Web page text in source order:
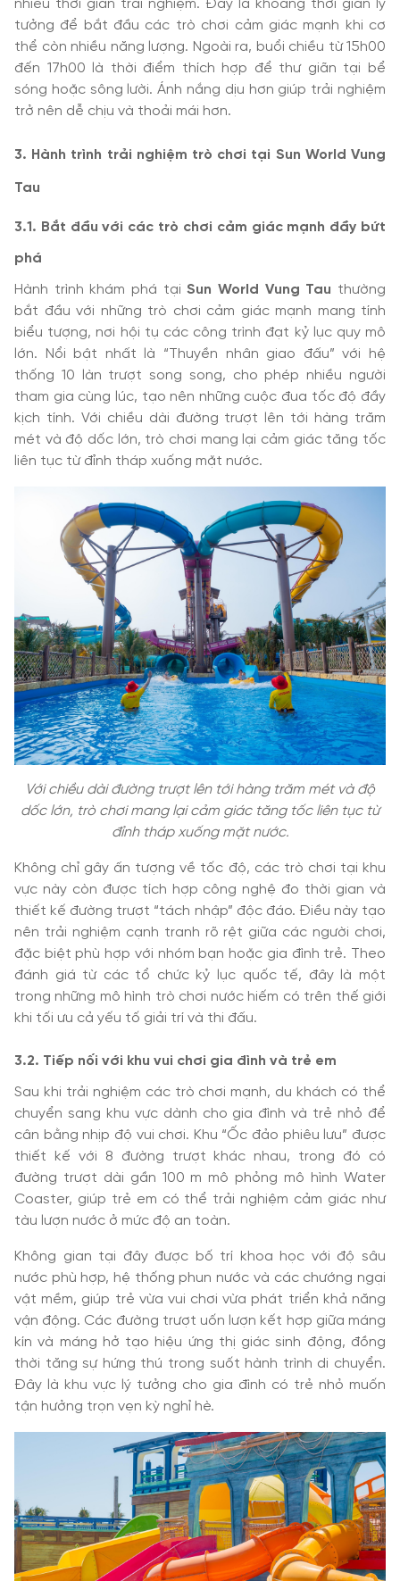
nhiều thời gian trải nghiệm. Đây là khoảng thời gian lý
tưởng để bắt đầu các trò chơi cảm giác mạnh khi cơ
thể còn nhiều năng lượng. Ngoài ra, buổi chiều từ 15h00
đến 17h00 là thời điểm thích hợp để thư giãn tại bể
sóng hoặc sông lười. Ánh nắng dịu hơn giúp trải nghiệm
trở nên dễ chịu và thoải mái hơn.
3. Hành trình trải nghiệm trò chơi tại Sun World Vung
Tau
3.1. Bắt đầu với các trò chơi cảm giác mạnh đầy bứt
phá
Hành trình khám phá tạiSun World Vung Tau thường
bắt đầu với những trò chơi cảm giác mạnh mang tính
biểu tượng, nơi hội tụ các công trình đạt kỷ lục quy mô
lớn. Nổi bật nhất là “Thuyền nhân giao đấu” với hệ
thống 10 làn trượt song song, cho phép nhiều người
tham gia cùng lúc, tạo nên những cuộc đua tốc độ đầy
kịch tính. Với chiều dài đường trượt lên tới hàng trăm
mét và độ dốc lớn, trò chơi mang lại cảm giác tăng tốc
liên tục từ đỉnh tháp xuống mặt nước.
Với chiều dài đường trượt lên tới hàng trăm mét và độ
dốc lớn, trò chơi mang lại cảm giác tăng tốc liên tục từ
đỉnh tháp xuống mặt nước.
Không chỉ gây ấn tượng về tốc độ, các trò chơi tại khu
vực này còn được tích hợp công nghệ đo thời gian và
thiết kế đường trượt “tách nhập” độc đáo. Điều này tạo
nên trải nghiệm cạnh tranh rõ rệt giữa các người chơi,
đặc biệt phù hợp với nhóm bạn hoặc gia đình trẻ. Theo
đánh giá từ các tổ chức kỷ lục quốc tế, đây là một
trong những mô hình trò chơi nước hiếm có trên thế giới
khi tối ưu cả yếu tố giải trí và thi đấu.
3.2. Tiếp nối với khu vui chơi gia đình và trẻ em
Sau khi trải nghiệm các trò chơi mạnh, du khách có thể
chuyển sang khu vực dành cho gia đình và trẻ nhỏ để
cân bằng nhịp độ vui chơi. Khu “Ốc đảo phiêu lưu” được
thiết kế với 8 đường trượt khác nhau, trong đó có
đường trượt dài gần 100 m mô phỏng mô hình Water
Coaster, giúp trẻ em có thể trải nghiệm cảm giác như
tàu lượn nước ở mức độ an toàn.
Không gian tại đây được bố trí khoa học với độ sâu
nước phù hợp, hệ thống phun nước và các chướng ngại
vật mềm, giúp trẻ vừa vui chơi vừa phát triển khả năng
vận động. Các đường trượt uốn lượn kết hợp giữa máng
kín và máng hở tạo hiệu ứng thị giác sinh động, đồng
thời tăng sự hứng thú trong suốt hành trình di chuyển.
Đây là khu vực lý tưởng cho gia đình có trẻ nhỏ muốn
tận hưởng trọn vẹn kỳ nghỉ hè.